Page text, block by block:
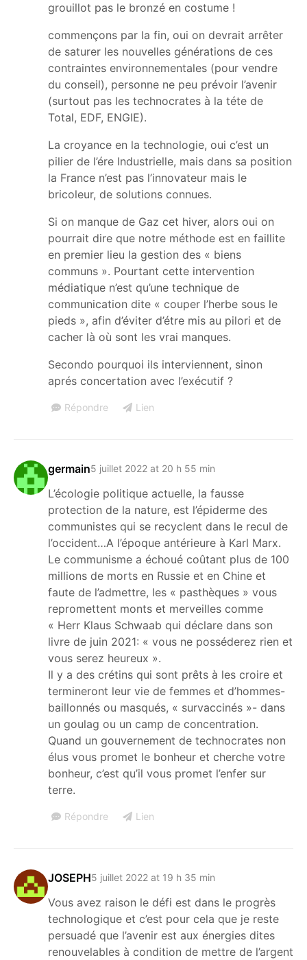
grouillot pas le bronzé en costume !
commençons par la fin, oui on devrait arrêter
de saturer les nouvelles générations de ces
contraintes environnementales (pour vendre
du conseil), personne ne peu prévoir l’avenir
(surtout pas les technocrates à la téte de
Total, EDF, ENGIE).
La croyance en la technologie, oui c’est un
pilier de l’ére Industrielle, mais dans sa position
la France n’est pas l’innovateur mais le
bricoleur, de solutions connues.
Si on manque de Gaz cet hiver, alors oui on
pourrait dire que notre méthode est en faillite
en premier lieu la gestion des « biens
communs ». Pourtant cette intervention
médiatique n’est qu’une technique de
communication dite « couper l’herbe sous le
pieds », afin d’éviter d’étre mis au pilori et de
cacher là où sont les vrai manques.
Secondo pourquoi ils interviennent, sinon
aprés concertation avec l’exécutif ?
Répondre Lien
germain5 juillet 2022 at 20 h 55 min
L’écologie politique actuelle, la fausse
protection de la nature, est l’épiderme des
communistes qui se recyclent dans le recul de
l’occident…A l’époque antérieure à Karl Marx.
Le communisme a échoué coûtant plus de 100
millions de morts en Russie et en Chine et
faute de l’admettre, les « pasthèques » vous
repromettent monts et merveilles comme
« Herr Klaus Schwaab qui déclare dans son
livre de juin 2021: « vous ne posséderez rien et
vous serez heureux ».
Il y a des crétins qui sont prêts à les croire et
termineront leur vie de femmes et d’hommes-
baillonnés ou masqués, « survaccinés »- dans
un goulag ou un camp de concentration.
Quand un gouvernement de technocrates non
élus vous promet le bonheur et cherche votre
bonheur, c’est qu’il vous promet l’enfer sur
terre.
Répondre Lien
JOSEPH5 juillet 2022 at 19 h 35 min
Vous avez raison le défi est dans le progrès
technologique et c’est pour cela que je reste
persuadé que l’avenir est aux énergies dites
renouvelables à condition de mettre de l’argent